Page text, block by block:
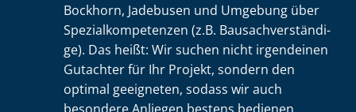
Bockhorn, Jadebusen und Umgebung über
Spe­zi­al­kom­pe­ten­zen (z.B. Bau­sach­ver­stän­di­
ge). Das heißt: Wir suchen nicht irgendeinen
Gutachter für Ihr Projekt, sondern den
optimal geeigneten, sodass wir auch